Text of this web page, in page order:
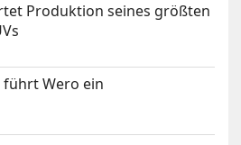
Produktion seines größten
Wero ein